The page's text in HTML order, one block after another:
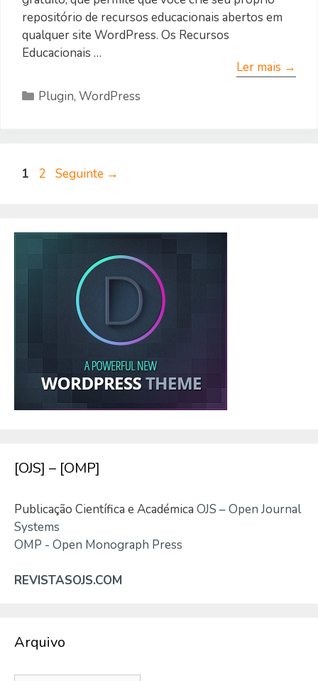
repositório de recursos educacionais abertos em
qualquer site WordPress. Os Recursos
Educacionais …
Ler mais →
Categorias
Plugin,WordPress
Página
1 Página
2 Seguinte →
[OJS] – [OMP]
Publicação Científica e Académica OJS – Open Journal
Systems
OMP - Open Monograph Press
REVISTASOJS.COM
Arquivo